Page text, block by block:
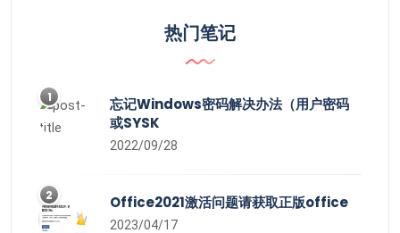
热门笔记
1
忘记Windows密码解决办法（用户密码
或SYSK
2022/09/28
2 Office2021激活问题请获取正版office
2023/04/17